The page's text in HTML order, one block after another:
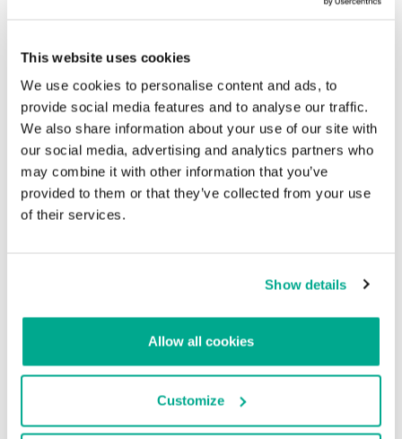
This website uses cookies
We use cookies to personalise content and ads, to
provide social media features and to analyse our traffic.
We also share information about your use of our site with
our social media, advertising and analytics partners who
may combine it with other information that you’ve
provided to them or that they’ve collected from your use
of their services.
Show details
Allow all cookies
Customize
reaccionar a tiempo y bloquear esta actividad, impidiendo que los
Incidente 2: infostealer disfrazado de
administrador de políticas
Otro ejemplo que el modelo detectó después de conectar al
cliente al monitoreo de MDR: un archivo del sistema legítimo,
ubicado en ubicado en la carpeta de la aplicación, intentó cargar
una biblioteca sospechosa que se encontraba junto a él.
El archivo SettingSyncHost.exe es un proceso de host del sistema
para sistemas de 32 y 64 bits se encuentran en las carpetas
C:\Windows\System32\ y C:\Windows\SysWOW64\,
respectivamente. En el incidente, la ubicación del archivo era